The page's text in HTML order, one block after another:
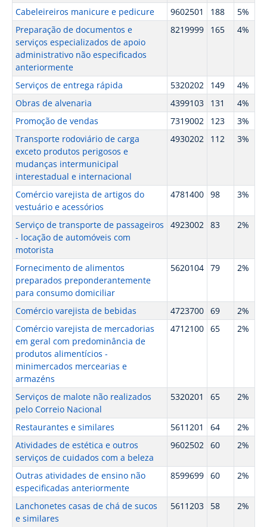
Cabeleireiros manicure e pedicure 9602501 188
5%
Preparação de documentos e
serviços especializados de apoio
administrativo não especificados
anteriormente
8219999 165 4%
Serviços de entrega rápida 5320202 149
4%
Obras de alvenaria
4399103 131
4%
Promoção de vendas
7319002 123
3%
Transporte rodoviário de carga
exceto produtos perigosos e
mudanças intermunicipal
interestadual e internacional
4930202 112 3%
Comércio varejista de artigos do
vestuário e acessórios
4781400 98 3%
Serviço de transporte de passageiros
- locação de automóveis com
motorista
4923002 83 2%
Fornecimento de alimentos
preparados preponderantemente
para consumo domiciliar
5620104 79 2%
Comércio varejista de bebidas 4723700 69
2%
Comércio varejista de mercadorias
em geral com predominância de
produtos alimentícios -
minimercados mercearias e
armazéns
4712100 65 2%
Serviços de malote não realizados
pelo Correio Nacional
5320201 65 2%
Restaurantes e similares 5611201 64
2%
Atividades de estética e outros
serviços de cuidados com a beleza
9602502 60 2%
Outras atividades de ensino não
especificadas anteriormente
8599699 60 2%
Lanchonetes casas de chá de sucos
e similares
5611203 58 2%